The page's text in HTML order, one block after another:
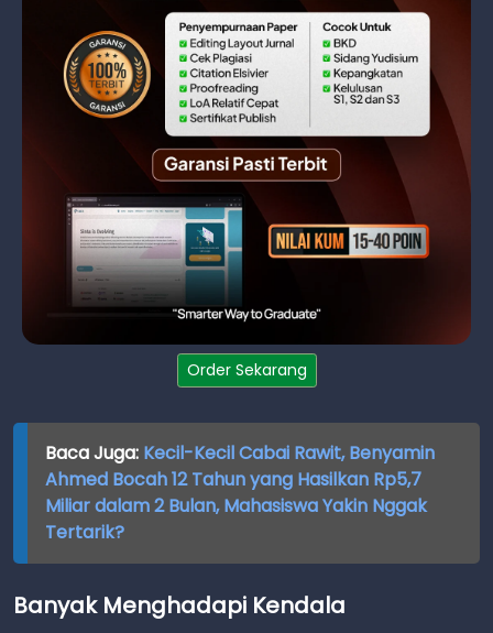
Order Sekarang
Baca Juga: Kecil-Kecil Cabai Rawit, Benyamin
Ahmed Bocah 12 Tahun yang Hasilkan Rp5,7
Miliar dalam 2 Bulan, Mahasiswa Yakin Nggak
Tertarik?
Banyak Menghadapi Kendala